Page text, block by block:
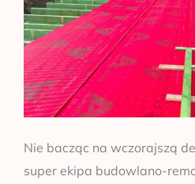
Nie bacząc na wczorajszą
super ekipa budowlano-